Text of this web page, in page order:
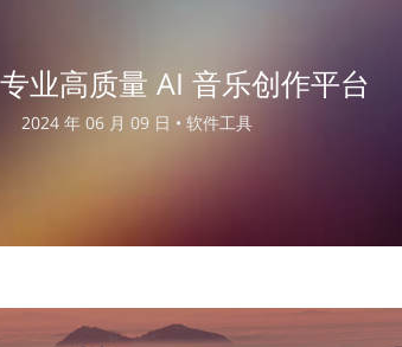
业高质量 AI 音乐创作平台
2024 年 06 月 09 日 • 软件工具